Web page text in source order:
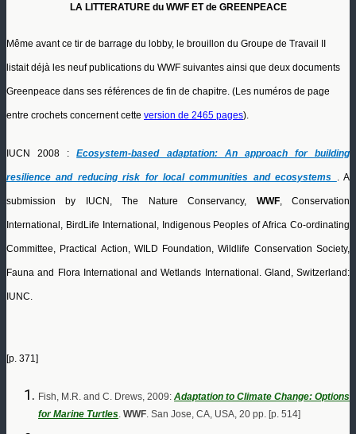
LA LITTERATURE du WWF ET de GREENPEACE
Même avant ce tir de barrage du lobby, le brouillon du Groupe de Travail II
listait déjà les neuf publications du WWF suivantes ainsi que deux documents
Greenpeace dans ses références de fin de chapitre. (Les numéros de page
entre crochets concernent cette version de 2465 pages).
IUCN 2008 :Ecosystem-based adaptation: An approach for building
resilience and reducing risk forlocal communities and ecosystems .A
submission by IUCN, The Nature Conservancy, WWF, Conservation
International, BirdLife International, Indigenous Peoples of Africa Co-ordinating
Committee, Practical Action, WILD Foundation, Wildlife Conservation Society,
Fauna and Flora International and Wetlands International. Gland, Switzerland:
IUNC.
[p. 371]
Fish, M.R. and C. Drews, 2009: Adaptation to Climate Change: Options
for Marine Turtles. WWF. San Jose, CA, USA, 20 pp. [p. 514]